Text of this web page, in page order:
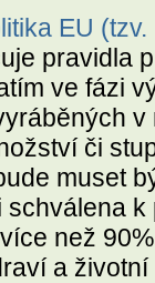
EU
pravidla
ve fázi
či
muset
než
a